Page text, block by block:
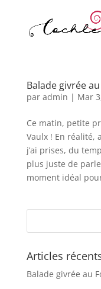
Balade givrée
par admin | Mar
Ce matin, petite
Vaulx ! En réalité,
j’ai prises, du
plus juste de
moment idéal
Articles
Balade givrée au